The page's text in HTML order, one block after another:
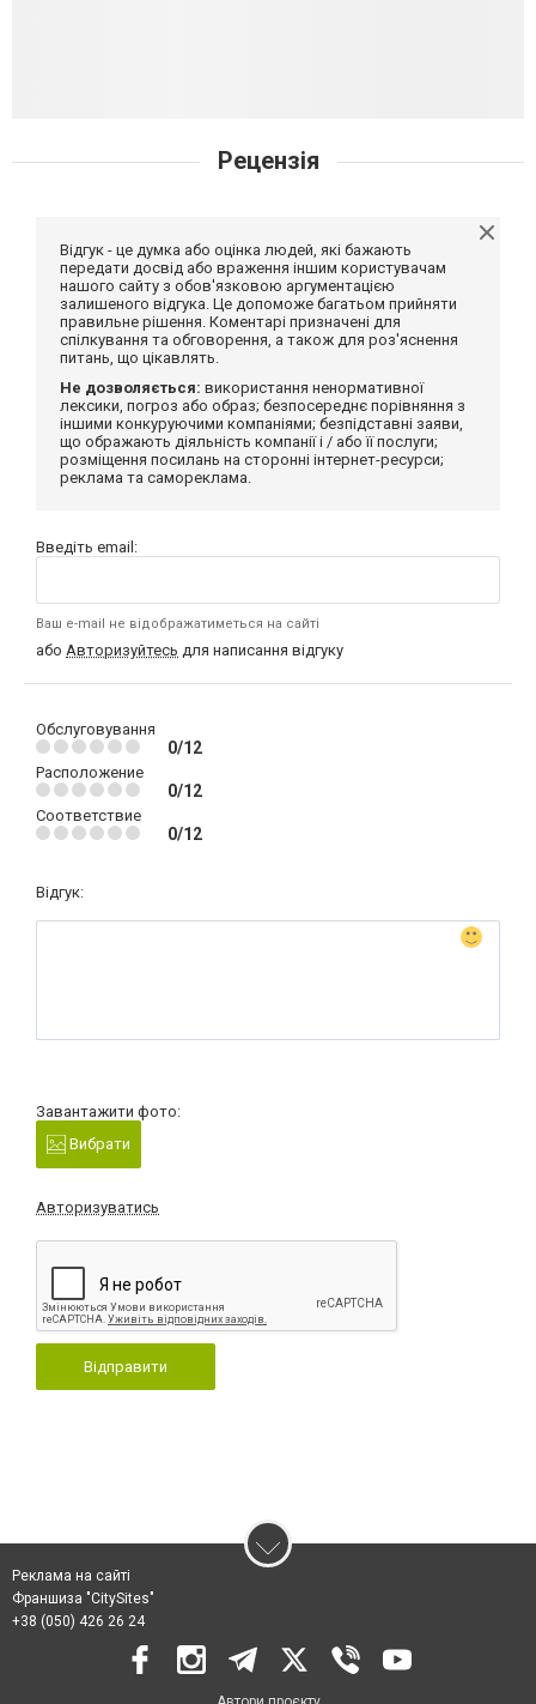
Рецензія
Відгук - це думка або оцінка людей, які бажають
передати досвід або враження іншим користувачам
нашого сайту з обов'язковою аргументацією
залишеного відгука. Це допоможе багатьом прийняти
правильне рішення. Коментарі призначені для
спілкування та обговорення, а також для роз'яснення
питань, що цікавлять.
Не дозволяється: використання ненормативної
лексики, погроз або образ; безпосереднє порівняння з
іншими конкуруючими компаніями; безпідставні заяви,
що ображають діяльність компанії і / або її послуги;
розміщення посилань на сторонні інтернет-ресурси;
реклама та самореклама.
Введіть email:
Ваш e-mail не відображатиметься на сайті
або Авторизуйтесь для написання відгуку
Обслуговування
0/12
Расположение
0/12
Соответствие
0/12
Відгук:
Завантажити фото:
Вибрати
Авторизуватись
Відправити
Реклама на сайті
Франшиза "CitySites"
+38 (050) 426 26 24